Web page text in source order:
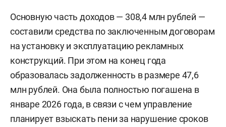
Основную часть доходов — 308,4 млн рублей —
составили средства по заключенным договорам
на установку и эксплуатацию рекламных
конструкций. При этом на конец года
образовалась задолженность в размере 47,6
млн рублей. Она была полностью погашена в
январе 2026 года, в связи с чем управление
планирует взыскать пени за нарушение сроков